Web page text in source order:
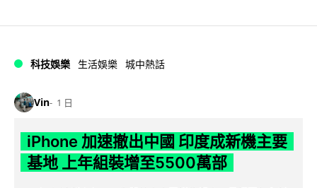
科技娛樂 生活娛樂 城中熱話
Vin 1 日
iPhone 加速撤出中國 印度成新機主要
基地 上年組裝增至5500萬部